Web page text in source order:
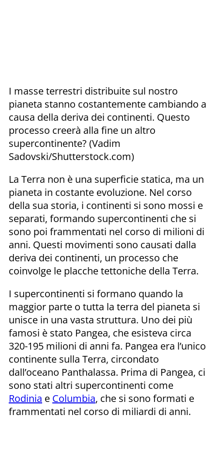
I masse terrestri distribuite sul nostro
pianeta stanno costantemente cambiando a
causa della deriva dei continenti. Questo
processo creerà alla fine un altro
supercontinente? (Vadim
Sadovski/Shutterstock.com)
La Terra non è una superficie statica, ma un
pianeta in costante evoluzione. Nel corso
della sua storia, i continenti si sono mossi e
separati, formando supercontinenti che si
sono poi frammentati nel corso di milioni di
anni. Questi movimenti sono causati dalla
deriva dei continenti, un processo che
coinvolge le placche tettoniche della Terra.
I supercontinenti si formano quando la
maggior parte o tutta la terra del pianeta si
unisce in una vasta struttura. Uno dei più
famosi è stato Pangea, che esisteva circa
320-195 milioni di anni fa. Pangea era l’unico
continente sulla Terra, circondato
dall’oceano Panthalassa. Prima di Pangea, ci
sono stati altri supercontinenti come
Rodinia e Columbia, che si sono formati e
frammentati nel corso di miliardi di anni.